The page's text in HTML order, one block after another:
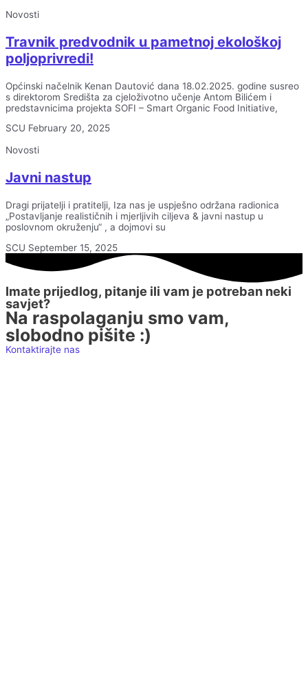
Novosti
Travnik predvodnik u pametnoj ekološkoj
poljoprivredi!
Općinski načelnik Kenan Dautović dana 18.02.2025. godine susreo
s direktorom Središta za cjeloživotno učenje Antom Bilićem i
predstavnicima projekta SOFI – Smart Organic Food Initiative,
SCU February 20, 2025
Novosti
Javni nastup
Dragi prijatelji i pratitelji, Iza nas je uspješno održana radionica
„Postavljanje realističnih i mjerljivih ciljeva & javni nastup u
poslovnom okruženju“ , a dojmovi su
SCU September 15, 2025
Imate prijedlog, pitanje ili vam je potreban neki
savjet?
Na raspolaganju smo vam,
slobodno pišite :)
Kontaktirajte nas